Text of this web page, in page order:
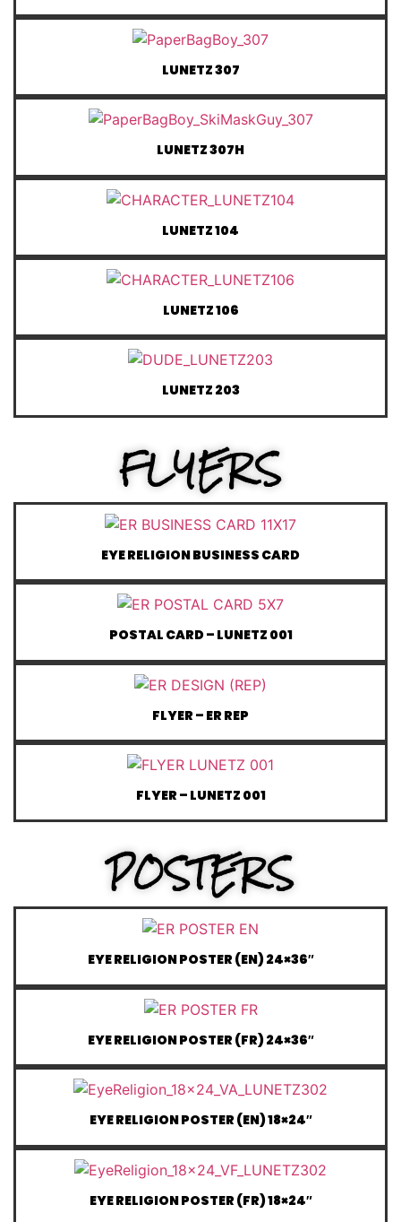
LUNETZ 307
LUNETZ 307H
LUNETZ 104
LUNETZ 106
LUNETZ 203
FLYERS
EYE RELIGION BUSINESS CARD
POSTAL CARD – LUNETZ 001
FLYER – ER REP
FLYER – LUNETZ 001
POSTERS
EYE RELIGION POSTER (EN) 24×36″
EYE RELIGION POSTER (FR) 24×36″
EYE RELIGION POSTER (EN) 18×24″
EYE RELIGION POSTER (FR) 18×24″